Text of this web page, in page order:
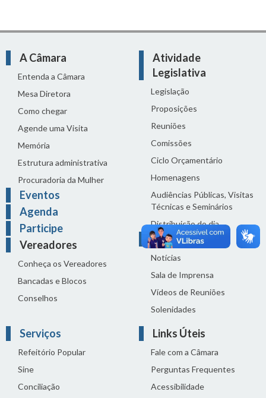
A Câmara
Entenda a Câmara
Mesa Diretora
Como chegar
Agende uma Visita
Memória
Estrutura administrativa
Procuradoria da Mulher
Eventos
Agenda
Participe
Vereadores
Conheça os Vereadores
Bancadas e Blocos
Conselhos
Atividade
Legislativa
Legislação
Proposições
Reuniões
Comissões
Ciclo Orçamentário
Homenagens
Audiências Públicas, Visitas
Técnicas e Seminários
Distribuição do dia
Comunicação
Notícias
Sala de Imprensa
Vídeos de Reuniões
Solenidades
Serviços
Refeitório Popular
Sine
Conciliação
Links Úteis
Fale com a Câmara
Perguntas Frequentes
Acessibilidade